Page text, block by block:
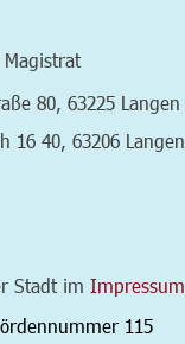
Navigation
80 63225 Langen
16 40, 63206 Langen
Stadt im Impressum
115